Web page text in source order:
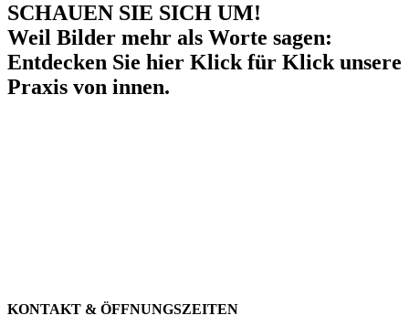
SCHAUEN SIE SICH UM!
Weil Bilder mehr als Worte sagen:
Entdecken Sie hier Klick für Klick unsere
Praxis von innen.
KONTAKT & ÖFFNUNGSZEITEN